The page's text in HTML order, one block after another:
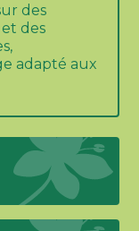
des
des
adapté aux